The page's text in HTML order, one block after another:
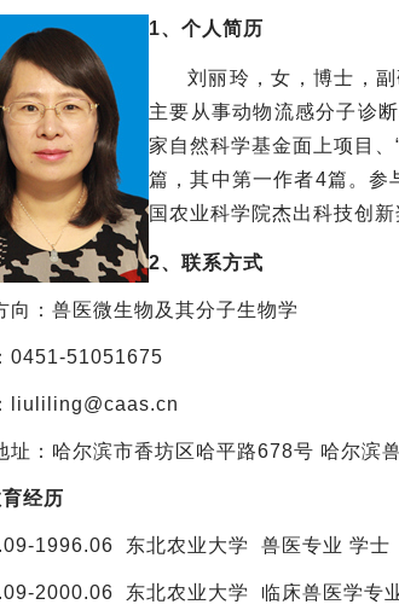
1、个人简历
刘丽玲，女，博士，
主要从事动物流感分子诊
家自然科学基金面上项目
篇，其中第一作者4篇。参
国农业科学院杰出科技创
2、联系方式
向：兽医微生物及其分子生物学
0451-51051675
liuliling@caas.cn
址：哈尔滨市香坊区哈平路678号 哈尔滨
经历
1996.06 东北农业大学 兽医专业 学士
2000.06 东北农业大学 临床兽医学专